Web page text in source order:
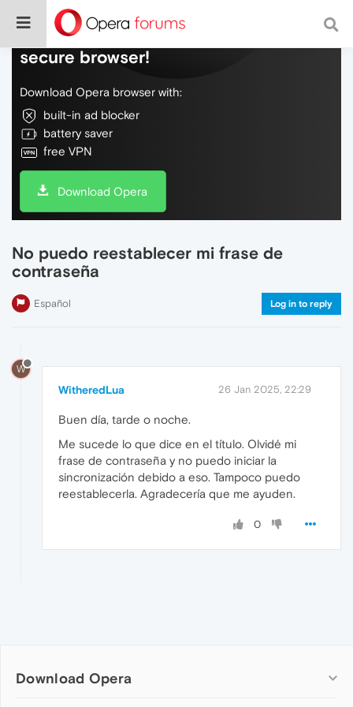
Do more on the web, with a fast and
secure browser!
Download Opera browser with:
built-in ad blocker
battery saver
free VPN
Download Opera
No puedo reestablecer mi frase de
contraseña
Español Log in to reply
W
WitheredLua 26 Jan 2025, 22:29
Buen día, tarde o noche.
Me sucede lo que dice en el título. Olvidé mi
frase de contraseña y no puedo iniciar la
sincronización debido a eso. Tampoco puedo
reestablecerla. Agradecería que me ayuden.
0
Download Opera